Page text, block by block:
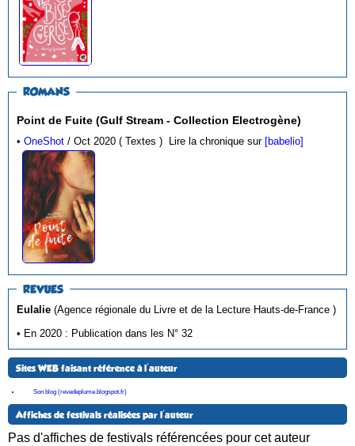
ROMANS
Point de Fuite (Gulf Stream - Collection Electrogène)
•OneShot / Oct 2020 ( Textes ) Lire la chronique sur [babelio]
REVUES
Eulalie
(Agence régionale du Livre et de la Lecture Hauts-de-France )
• En 2020 : Publication dans les N° 32
Sites WEB faisant référence à l'auteur
Son blog (revedeplume.blogspot.fr)
Affiches de festivals réalisées par l'auteur
Pas d'affiches de festivals référencées pour cet auteur